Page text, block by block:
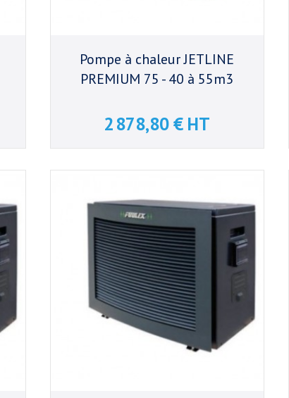
Pompe à chaleur JETLINE
PREMIUM 75 - 40 à 55m3
Prix
2 878,80 € HT